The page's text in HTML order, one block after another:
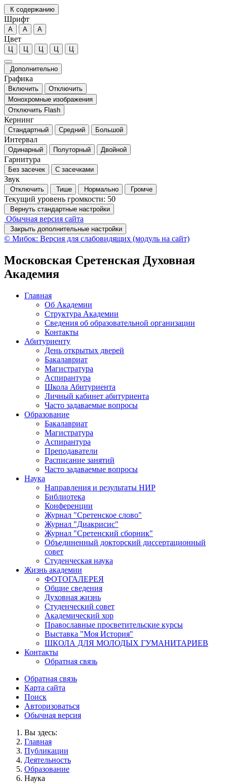
К содержанию
Шрифт
А А А
Цвет
Ц Ц Ц Ц Ц
Дополнительно
Графика
Включить
Отключить
Монохромные изображения
Отключить Flash
Кернинг
Стандартный Средний Большой
Интервал
Одинарный Полуторный Двойной
Гарнитура
Без засечек С засечками
Звук
Отключить Тише Нормально Громче
Текущий уровень громкости: 50
Вернуть стандартные настройки
Обычная версия сайта
Закрыть дополнительные настройки
© Мибок: Версия для слабовидящих (модуль на сайт)
Московская Сретенская Духовная
Академия
Главная
Об Академии
Структура Академии
Сведения об образовательной организации
Контакты
Абитуриенту
День открытых дверей
Бакалавриат
Магистратура
Аспирантура
Школа Абитуриента
Личный кабинет абитуриента
Часто задаваемые вопросы
Образование
Бакалавриат
Магистратура
Аспирантура
Преподаватели
Расписание занятий
Часто задаваемые вопросы
Наука
Направления и результаты НИР
Библиотека
Конференции
Журнал "Сретенское слово"
Журнал "Диакрисис"
Журнал "Сретенский сборник"
Объединенный докторский диссертационный
совет
Студенческая наука
Жизнь академии
ФОТОГАЛЕРЕЯ
Общие сведения
Духовная жизнь
Студенческий совет
Академический хор
Православные просветительские курсы
Выставка "Моя История"
ШКОЛА ДЛЯ МОЛОДЫХ ГУМАНИТАРИЕВ
Контакты
Обратная связь
Обратная связь
Карта сайта
Поиск
Авторизоваться
Обычная версия
Вы здесь:
Главная
Публикации
Деятельность
Образование
Наука